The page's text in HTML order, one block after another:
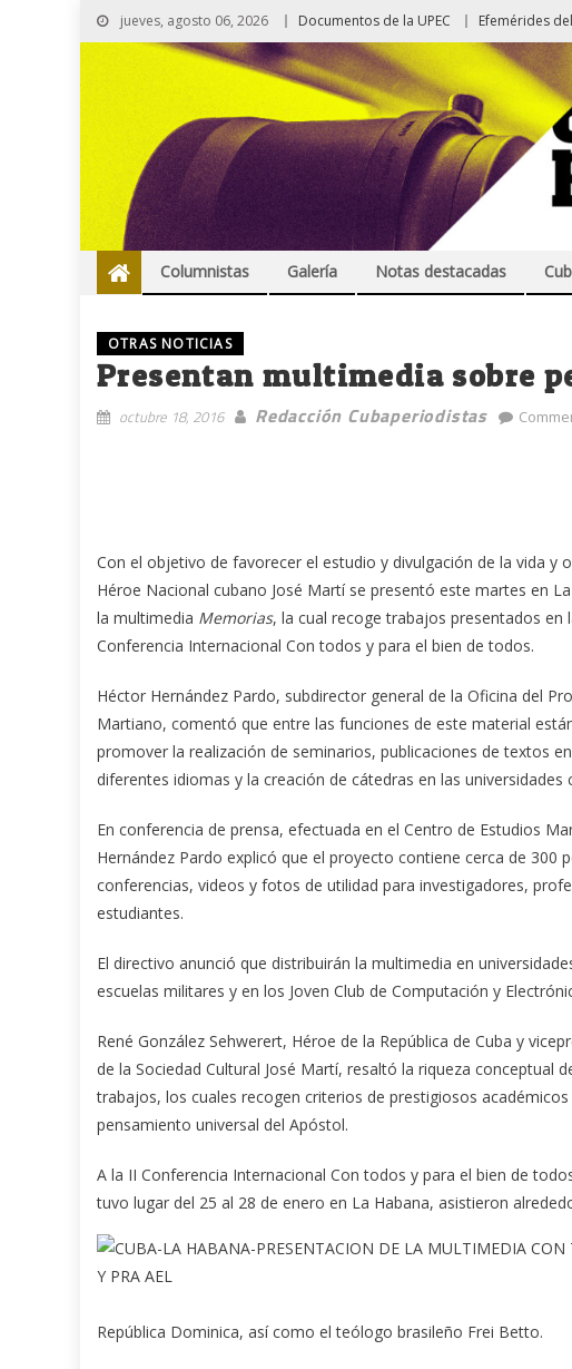
jueves, agosto 06, 2026 Documentos de la UPEC Efemérides
Columnistas Galería Notas destacadas
OTRAS NOTICIAS
Presentan multimedia sobre
octubre 18, 2016 Redacción Cubaperiodistas
Con el objetivo de favorecer el estudio y divulgación de la vida y
Héroe Nacional cubano José Martí se presentó este martes en
la multimedia Memorias, la cual recoge trabajos presentados en
Conferencia Internacional Con todos y para el bien de todos.
Héctor Hernández Pardo, subdirector general de la Oficina del
Martiano, comentó que entre las funciones de este material
promover la realización de seminarios, publicaciones de textos en
diferentes idiomas y la creación de cátedras en las universidades
En conferencia de prensa, efectuada en el Centro de Estudios
Hernández Pardo explicó que el proyecto contiene cerca de 300
conferencias, videos y fotos de utilidad para investigadores,
estudiantes.
El directivo anunció que distribuirán la multimedia en
escuelas militares y en los Joven Club de Computación y
René González Sehwerert, Héroe de la República de Cuba y
de la Sociedad Cultural José Martí, resaltó la riqueza conceptual
trabajos, los cuales recogen criterios de prestigiosos académicos
pensamiento universal del Apóstol.
A la II Conferencia Internacional Con todos y para el bien de
tuvo lugar del 25 al 28 de enero en La Habana, asistieron
República Dominica, así como el teólogo brasileño Frei Betto.